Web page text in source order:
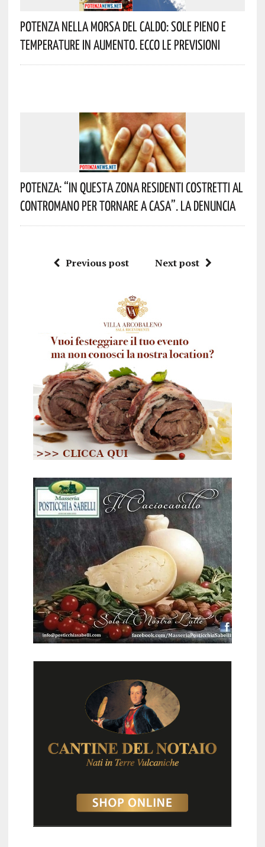
Potenza Nella Morsa Del Caldo: Sole Pieno E
Temperature In Aumento. Ecco Le Previsioni
Potenza: “In Questa Zona Residenti Costretti Al
Contromano Per Tornare A Casa”. La Denuncia
Previous post Next post